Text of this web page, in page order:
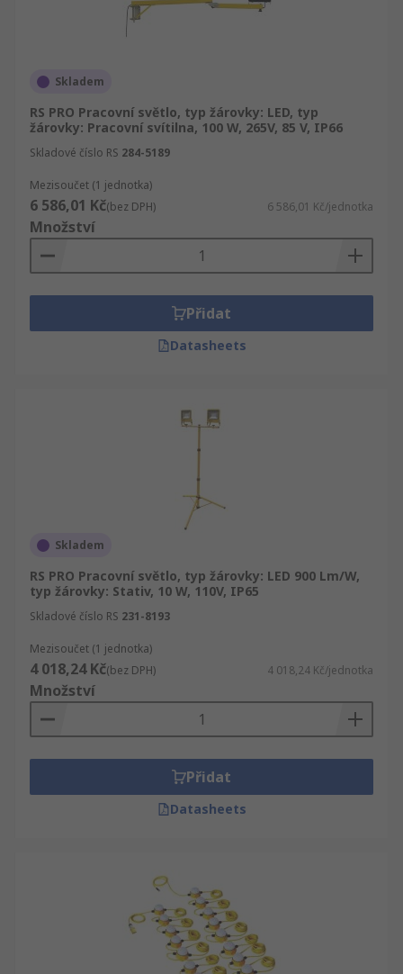
Skladem
RS PRO Pracovní světlo, typ žárovky: LED, typ
žárovky: Pracovní svítilna, 100 W, 265V, 85 V, IP66
Skladové číslo RS 284-5189
Mezisoučet (1 jednotka)
6 586,01 Kč(bez DPH) 6 586,01 Kč/jednotka
Množství
Přidat
Datasheets
Skladem
RS PRO Pracovní světlo, typ žárovky: LED 900 Lm/W,
typ žárovky: Stativ, 10 W, 110V, IP65
Skladové číslo RS 231-8193
Mezisoučet (1 jednotka)
4 018,24 Kč(bez DPH) 4 018,24 Kč/jednotka
Množství
Přidat
Datasheets